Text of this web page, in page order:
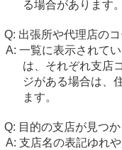
る場合があります。
出張所や代理店の
一覧に表示されて
は、それぞれ支店
ジがある場合は、
ます。
目的の支店が見つ
支店名の表記ゆれ